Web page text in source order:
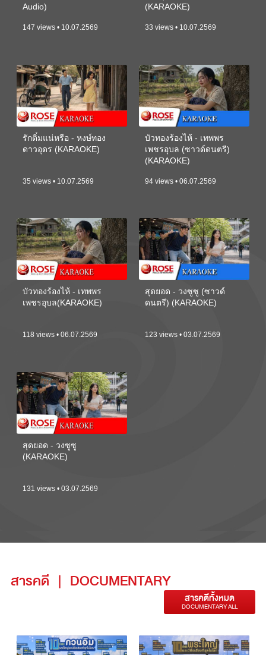
Audio)
147 views • 10.07.2569
(KARAOKE)
33 views • 10.07.2569
รักติ๋มแน่หรือ - หงษ์ทอง
ดาวอุดร (KARAOKE)
35 views • 10.07.2569
บัวทองร้องไห้ - เทพพร
เพชรอุบล (ซาวด์ดนตรี)
(KARAOKE)
94 views • 06.07.2569
บัวทองร้องไห้ - เทพพร
เพชรอุบล(KARAOKE)
118 views • 06.07.2569
สุดยอด - วงซูซู (ซาวด์
ดนตรี) (KARAOKE)
123 views • 03.07.2569
สุดยอด - วงซูซู
(KARAOKE)
131 views • 03.07.2569
สารคดี | DOCUMENTARY
สารคดีทั้งหมด
DOCUMENTARY ALL